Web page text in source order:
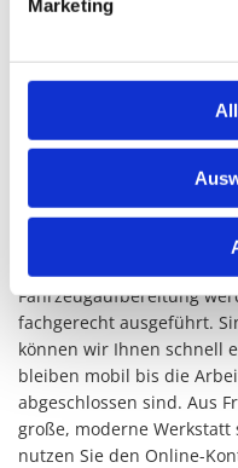
Marketing
Moderne
Die Autowerkstatt vom
Karosseriefachbetrieb
Sie verlässliche,
Fachwerkstatt für
sind an der richtigen
Kontrolle auf dem
Fahrzeugaufbereitung
fachgerecht ausgeführt.
können wir Ihnen schnell
bleiben mobil bis die
abgeschlossen sind. Aus
große, moderne Werkstatt
nutzen Sie den Online-